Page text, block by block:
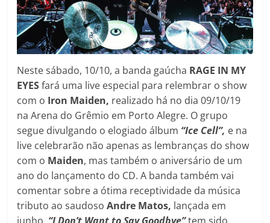
Neste sábado, 10/10, a banda gaúcha RAGE IN MY
EYESfará uma live especial para relembrar o show
com o Iron Maiden, realizado há no dia 09/10/19
na Arena do Grêmio em Porto Alegre. O grupo
segue divulgando o elogiado álbum “Ice Cell”, e na
live celebrarão não apenas as lembranças do show
com o Maiden, mas também o aniversário de um
ano do lançamento do CD. A banda também vai
comentar sobre a ótima receptividade da música
tributo ao saudosoAndre Matos, lançada em